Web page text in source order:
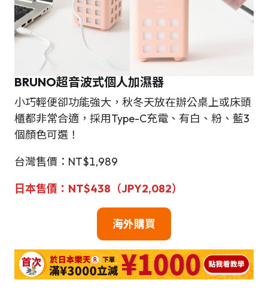
BRUNO超音波式個人加濕器
小巧輕便卻功能強大，秋冬天放在辦公桌上或床頭
櫃都非常合適，採用Type-C充電、有白、粉、藍3
個顏色可選！
台灣售價：NT$1,989
日本售價：NT$438（JPY2,082）
海外購買